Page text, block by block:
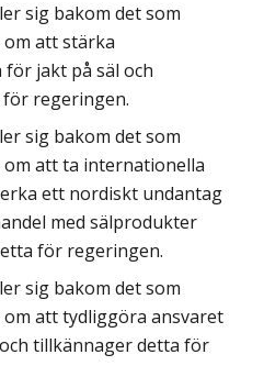
sig bakom det som
att stärka
jakt på säl och
regeringen.
sig bakom det som
att ta internationella
ett nordiskt undantag
med sälprodukter
för regeringen.
sig bakom det som
att tydliggöra ansvaret
tillkännager detta för